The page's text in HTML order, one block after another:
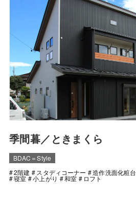
季間暮／ときまくら
BDAC＝Style
2階建
スタディコーナー 造作洗面化粧台
寝室 小上がり 和室 ロフト